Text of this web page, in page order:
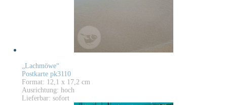
„Lachmöwe“
Postkarte pk3110
Format: 12,1 x 17,2 cm
Ausrichtung: hoch
Lieferbar: sofort